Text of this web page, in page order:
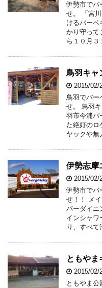
伊勢市でバ
せ。 「宮
けるバーベ
かり守って
ら１０月
鳥羽キャ
2015/02/
鳥羽でバー
せ。 鳥羽
羽市今浦パ
た絶好のロ
ヤックや
伊勢志摩
2015/02/
伊勢市でバ
せ！！ メ
パーダイニ
インシャワ
り、すべ
ともやま
2015/02/
ともやま